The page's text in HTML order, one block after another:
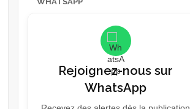
Rejoignez-nous sur
WhatsApp